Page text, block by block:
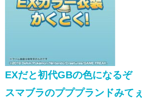
EXだと初代GBの色になるぞ
スマブラのプププランドみてぇ